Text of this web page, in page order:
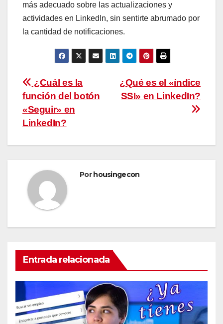
más adecuado sobre las actualizaciones y
actividades en LinkedIn, sin sentirte abrumado por
la cantidad de notificaciones.
Navegación
de
entradas
¿Qué es el «índice
SSI» en LinkedIn?
¿Cuál es la
función del botón
«Seguir» en
LinkedIn?
Porhousingecon
Entrada relacionada